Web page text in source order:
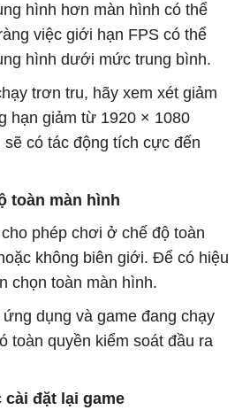
hình hơn màn hình có thể
việc giới hạn FPS có thể
hình dưới mức trung bình.
trơn tru, hãy xem xét giảm
hạn giảm từ 1920 × 1080
có tác động tích cực đến
toàn màn hình
phép chơi ở chế độ toàn
không biên giới. Để có hiệu
chọn toàn màn hình.
dụng và game đang chạy
toàn quyền kiểm soát đầu ra
đặt lại game